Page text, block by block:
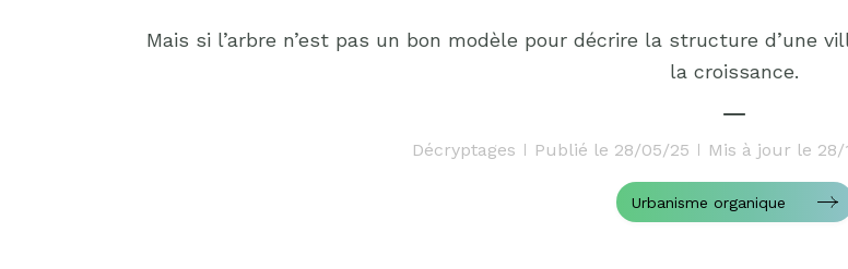
Mais si l’arbre n’est pas un bon modèle pour décrire la structure d’une
la croissance.
Décryptages Publié le 28/05/25 Mis à jour le 28/
Urbanisme organique